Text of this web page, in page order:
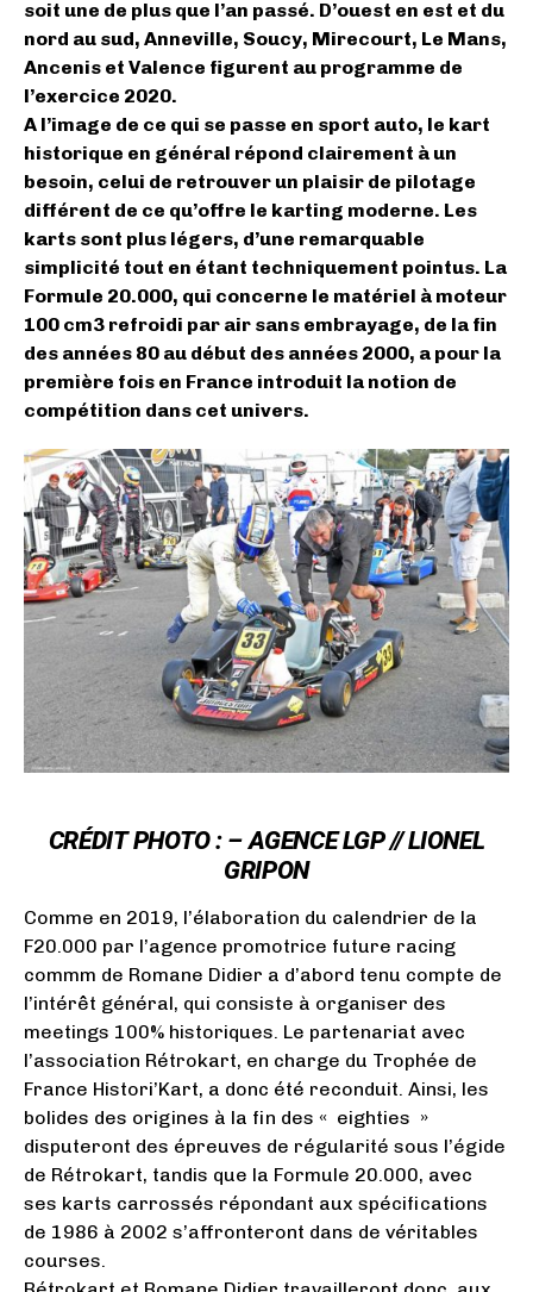
soit une de plus que l’an passé. D’ouest en est et du
nord au sud, Anneville, Soucy, Mirecourt, Le Mans,
Ancenis et Valence figurent au programme de
l’exercice 2020.
A l’image de ce qui se passe en sport auto, le kart
historique en général répond clairement à un
besoin, celui de retrouver un plaisir de pilotage
différent de ce qu’offre le karting moderne. Les
karts sont plus légers, d’une remarquable
simplicité tout en étant techniquement pointus. La
Formule 20.000, qui concerne le matériel à moteur
100 cm3 refroidi par air sans embrayage, de la fin
des années 80 au début des années 2000, a pour la
première fois en France introduit la notion de
compétition dans cet univers.
CRÉDITPHOTO : –AGENCE LGP // LIONEL
GRIPON
Comme en 2019, l’élaboration du calendrier de la
F20.000 par l’agence promotrice future racing
commm de Romane Didier a d’abord tenu compte de
l’intérêt général, qui consiste à organiser des
meetings 100% historiques. Le partenariat avec
l’association Rétrokart, en charge du Trophée de
France Histori’Kart, a donc été reconduit. Ainsi, les
bolides des origines à la fin des « eighties »
disputeront des épreuves de régularité sous l’égide
de Rétrokart, tandis que la Formule 20.000, avec
ses karts carrossés répondant aux spécifications
de 1986 à 2002 s’affronteront dans de véritables
courses.